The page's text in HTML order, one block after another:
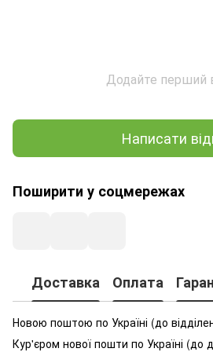
Додайте перший
Написати
Поширити у соцмережах
Доставка Оплата
Новою поштою по Україні (до
Кур'єром нової пошти по Україні